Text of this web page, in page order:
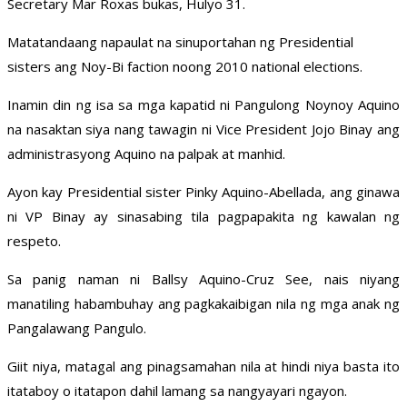
Secretary Mar Roxas bukas, Hulyo 31.
Matatandaang napaulat na sinuportahan ng Presidential
sisters ang Noy-Bi faction noong 2010 national elections.
Inamin din ng isa sa mga kapatid ni Pangulong Noynoy Aquino
na nasaktan siya nang tawagin ni Vice President Jojo Binay ang
administrasyong Aquino na palpak at manhid.
Ayon kay Presidential sister Pinky Aquino-Abellada, ang ginawa
ni VP Binay ay sinasabing tila pagpapakita ng kawalan ng
respeto.
Sa panig naman ni Ballsy Aquino-Cruz See, nais niyang
manatiling habambuhay ang pagkakaibigan nila ng mga anak ng
Pangalawang Pangulo.
Giit niya, matagal ang pinagsamahan nila at hindi niya basta ito
itataboy o itatapon dahil lamang sa nangyayari ngayon.